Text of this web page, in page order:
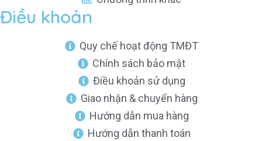
Điều khoản
Quy chế hoạt động TMĐT
Chính sách bảo mật
Điều khoản sử dụng
Giao nhận & chuyển hàng
Hướng dẫn mua hàng
Hướng dẫn thanh toán